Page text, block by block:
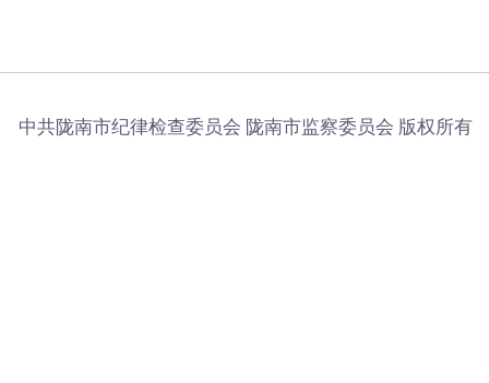
中共陇南市纪律检查委员会 陇南市监察委员会 版权所有